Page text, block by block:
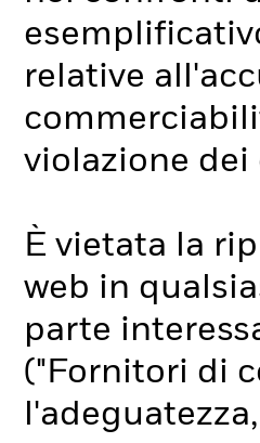
relative
violazione
È vietata la
web in
parte
("Fornitori di